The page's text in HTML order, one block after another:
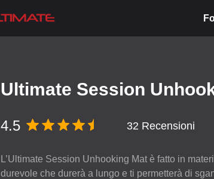
Ultimate Session
4.5 32 Recensioni
L’Ultimate Session Unhooking Mat è fatto in
durevole che durerà a lungo e ti permetterà di